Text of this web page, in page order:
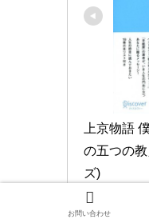
上京物語
の五つの
ズ)
お問い合わせ